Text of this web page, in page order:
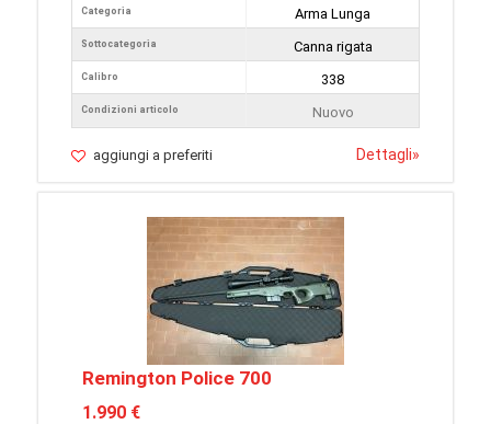
Categoria
Sottocategoria
Calibro
Condizioni articolo
Arma Lunga
Canna rigata
338
Nuovo
aggiungi a preferiti Dettagli»
Remington Police 700
1.990 €